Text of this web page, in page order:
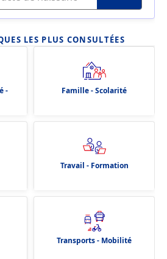
LES PLUS CONSULTÉES
-
Famille - Scolarité
Travail - Formation
Transports - Mobilité